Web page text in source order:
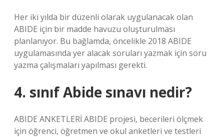
Her iki yılda bir düzenli olarak uygulanacak olan
ABIDE için bir madde havuzu oluşturulması
planlanıyor. Bu bağlamda, öncelikle 2018 ABIDE
uygulamasında yer alacak soruları yazmak için soru
yazma çalışmaları yapılması gerekti.
4. sınıf Abide sınavı nedir?
ABIDE ANKETLERİ ABIDE projesi, becerileri ölçmek
için öğrenci, öğretmen ve okul anketleri ve testleri